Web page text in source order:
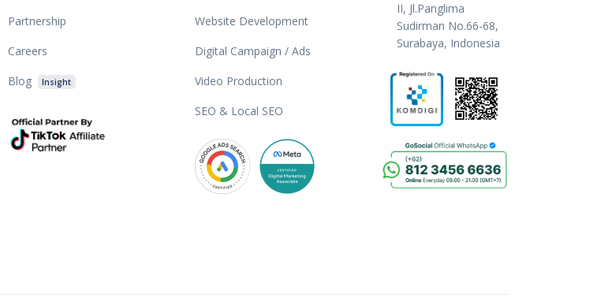
Partnership
Careers
Blog
Insight
Website Development
Digital Campaign / Ads
Video Production
SEO & Local SEO
II, Jl.Panglima
Sudirman No.66-68,
Surabaya, Indonesia